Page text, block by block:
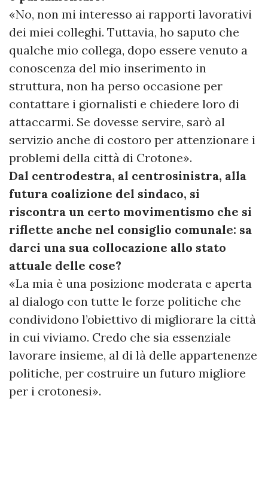
«No, non mi interesso ai rapporti lavorativi
dei miei colleghi. Tuttavia, ho saputo che
qualche mio collega, dopo essere venuto a
conoscenza del mio inserimento in
struttura, non ha perso occasione per
contattare i giornalisti e chiedere loro di
attaccarmi. Se dovesse servire, sarò al
servizio anche di costoro per attenzionare i
problemi della città di Crotone».
Dal centrodestra, al centrosinistra, alla
futura coalizione del sindaco, si
riscontra un certo movimentismo che si
riflette anche nel consiglio comunale: sa
darci una sua collocazione allo stato
attuale delle cose?
«La mia è una posizione moderata e aperta
al dialogo con tutte le forze politiche che
condividono l’obiettivo di migliorare la città
in cui viviamo. Credo che sia essenziale
lavorare insieme, al di là delle appartenenze
politiche, per costruire un futuro migliore
per i crotonesi».